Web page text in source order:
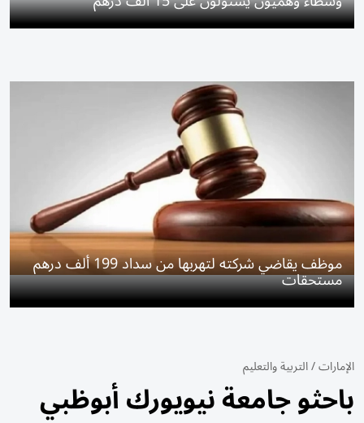
موظف يقاضي شركته لتهربها من سداد 199 ألف درهم
مستحقات
الإمارات/التربية والتعليم
باحثو جامعة نيويورك أبوظبي